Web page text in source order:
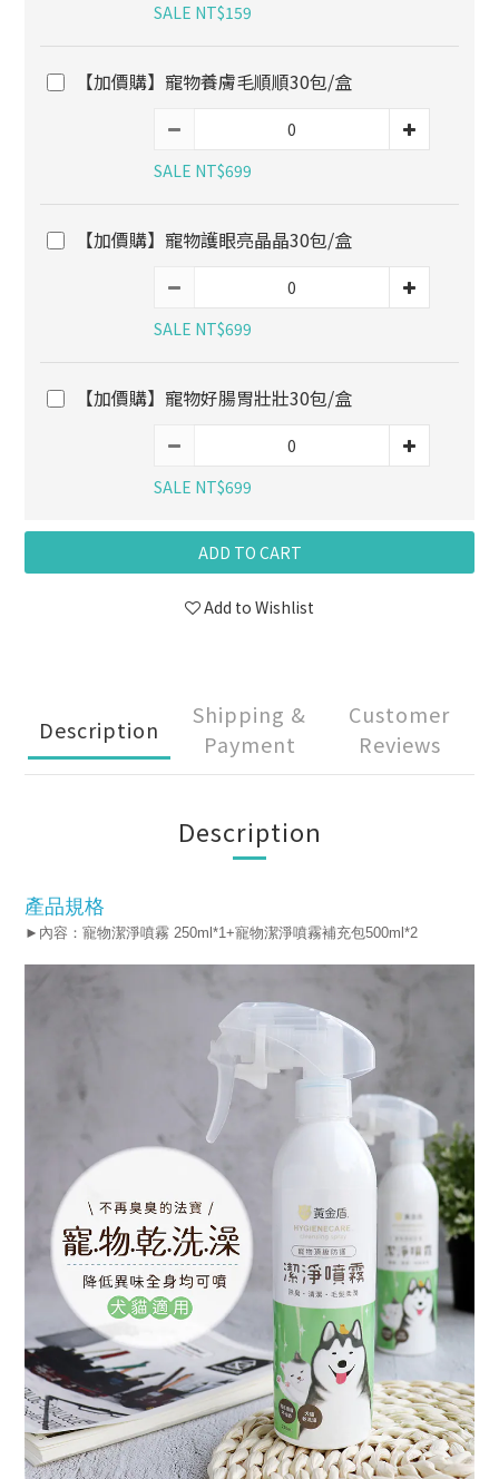
SALE NT$159
【加價購】寵物養膚毛順順30包/盒
SALE NT$699
【加價購】寵物護眼亮晶晶30包/盒
SALE NT$699
【加價購】寵物好腸胃壯壯30包/盒
SALE NT$699
ADD TO CART
Add to Wishlist
Description
Shipping &
Payment
Customer
Reviews
Description
產品規格
►內容：寵物潔淨噴霧 250ml*1+寵物潔淨噴霧補充包500ml*2